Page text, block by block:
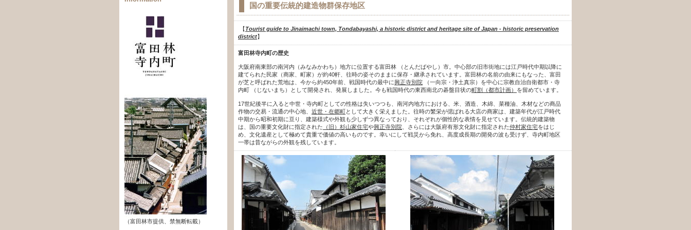
国の重要伝統的建造物群保存地区
【Tourist guide to Jinaimachi town, Tondabayashi, a historic district and heritage site of Japan - historic preservation
district】
富田林寺内町の歴史
大阪府南東部の南河内（みなみかわち）地方に位置する富田林 （とんだばやし）市。中心部の旧市街地には江戸時代中期以降に
建てられた民家（商家、町家）が約40軒、往時の姿そのままに保存・継承されています。富田林の名前の由来にもなった、富田
が芝と呼ばれた荒地は、今から約450年前、戦国時代の最中に興正寺別院 （一向宗・浄土真宗）を中心に宗教自治自衛都市・寺
内町 （じないまち）として開発され、発展しました。今も戦国時代の東西南北の碁盤目状の町割（都市計画） を留めています。
17世紀後半に入ると中世・寺内町としての性格は失いつつも、南河内地方における、米、酒造、木綿、菜種油、木材などの商品
作物の交易・流通の中心地、 近世・在郷町として大きく栄えました。往時の繁栄が偲ばれる大店の商家は、建築年代が江戸時代
中期から昭和初期に亘り、建築様式や外観も少しずつ異なっており、それぞれが個性的な表情を見せています。伝統的建築物
は、国の重要文化財に指定された （旧）杉山家住宅や興正寺別院 、さらには大阪府有形文化財に指定された仲村家住宅をはじ
め、文化遺産として極めて貴重で価値の高いものです。幸いにして戦災から免れ、高度成長期の開発の波も受けず、寺内町地区
一帯は昔ながらの外観を残しています。
（富田林市提供、禁無断転載）